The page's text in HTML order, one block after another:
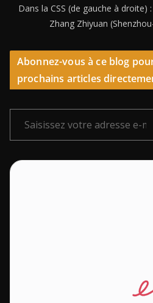
Dans la CSS (de gauche à droite)
Zhang Zhiyuan
Abonnez-vous à ce blog
prochains articles
Saisissez votre adresse e-mail…